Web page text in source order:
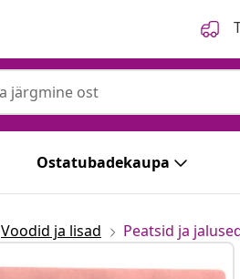
Ostatubadekaupa
Voodid ja lisad Peatsid ja